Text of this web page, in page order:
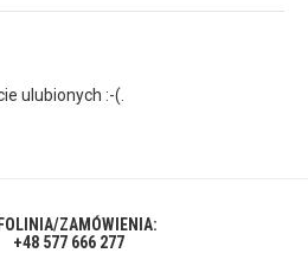
ulubionych :-(.
ZAMÓWIENIA:
+48 577 666 277